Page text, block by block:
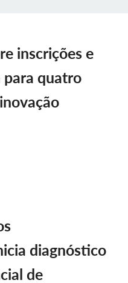
inscrições e
quatro
diagnóstico
de